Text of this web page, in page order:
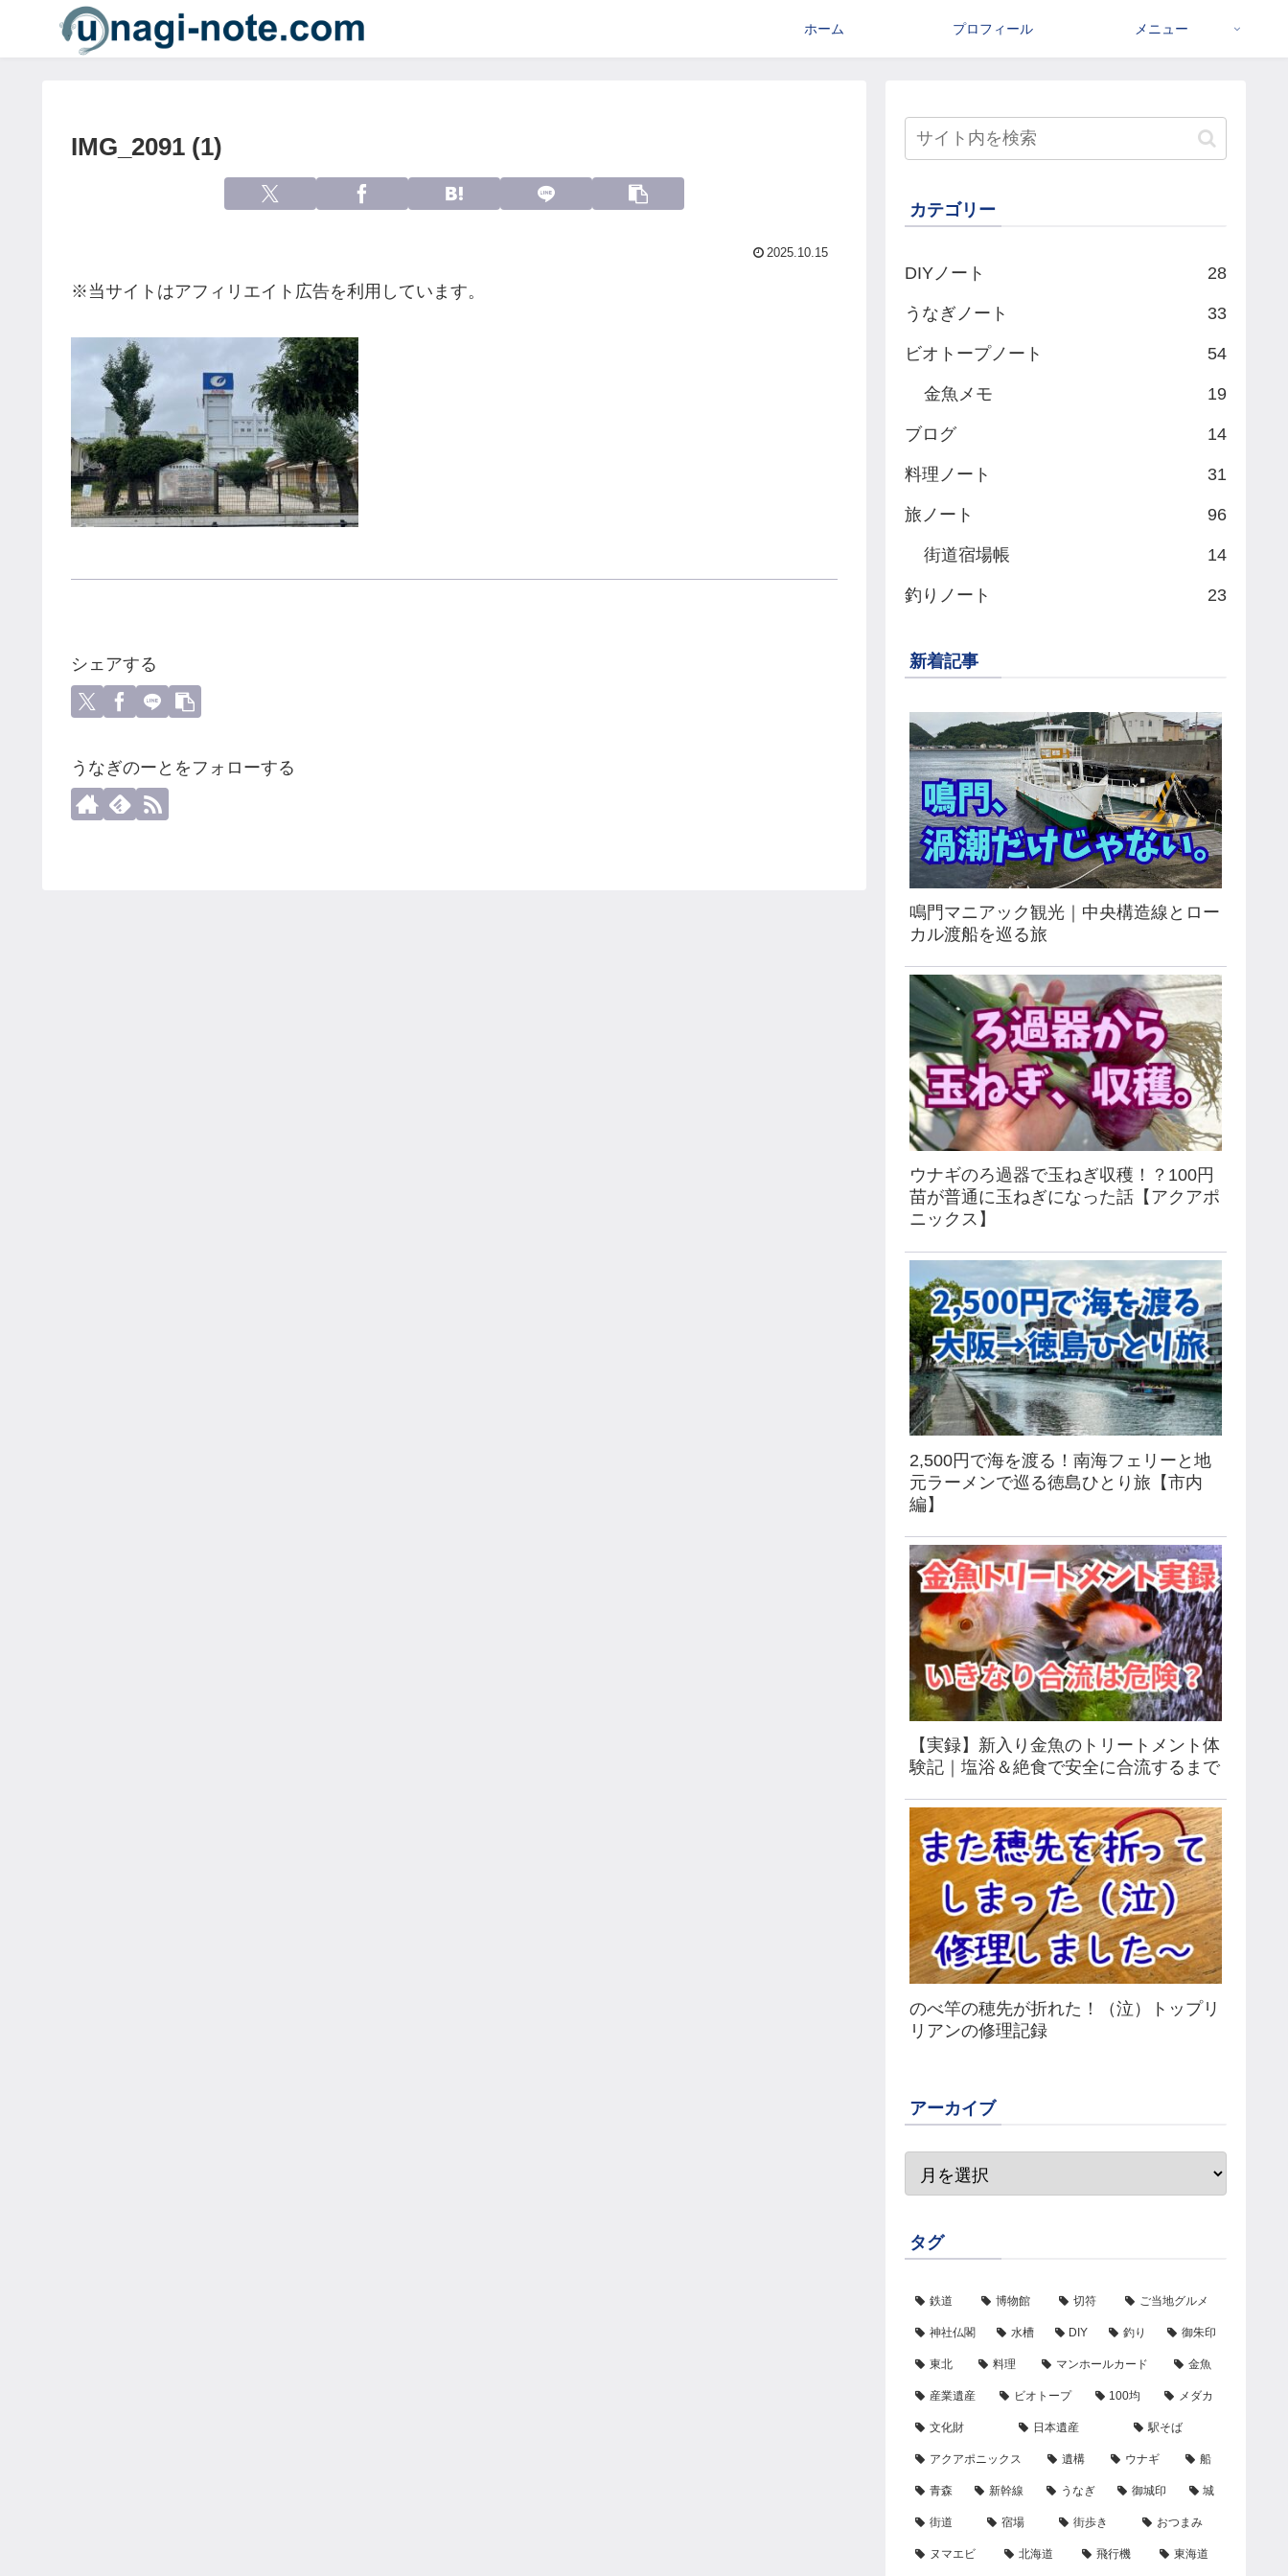
ホーム プロフィール メニュー
IMG_2091 (1)
2025.10.15
※当サイトはアフィリエイト広告を利用しています。
シェアする
うなぎのーとをフォローする
カテゴリー
DIYノート 28
うなぎノート 33
ビオトープノート 54
金魚メモ 19
ブログ 14
料理ノート 31
旅ノート 96
街道宿場帳 14
釣りノート 23
新着記事
鳴門マニアック観光｜中央構造線とロー
カル渡船を巡る旅
ウナギのろ過器で玉ねぎ収穫！？100円
苗が普通に玉ねぎになった話【アクアポ
ニックス】
2,500円で海を渡る！南海フェリーと地
元ラーメンで巡る徳島ひとり旅【市内
編】
【実録】新入り金魚のトリートメント体
験記｜塩浴＆絶食で安全に合流するまで
のべ竿の穂先が折れた！（泣）トップリ
リアンの修理記録
アーカイブ
タグ
鉄道 博物館 切符 ご当地グルメ
神社仏閣 水槽 DIY 釣り 御朱印
東北 料理 マンホールカード 金魚
産業遺産 ビオトープ 100均 メダカ
文化財 日本遺産 駅そば
アクアポニックス 遺構 ウナギ 船
青森 新幹線 うなぎ 御城印 城
街道 宿場 街歩き おつまみ
ヌマエビ 北海道 飛行機 東海道